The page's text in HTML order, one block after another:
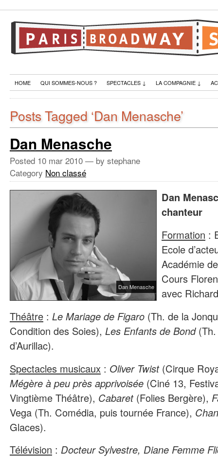
HOME QUI SOMMES-NOUS ? SPECTACLES ↓ LA COMPAGNIE ↓
Posts Tagged ‘Dan Menasche’
Dan Menasche
Posted 10 mar 2010 — by stephane
Category Non classé
Dan Menasche
Dan
chanteur
Formation :
Ecole
Académie
Cours
avec
Théâtre : Le Mariage de Figaro (Th. de la
Condition des Soies), Les Enfants de Bond(Th.
d’Aurillac).
Spectacles musicaux : Oliver Twist(Cirque
Mégère à peu près apprivoisée (Ciné 13,
Vingtième Théâtre), Cabaret(Folies Bergère),
Vega (Th. Comédia, puis tournée France),
Glaces).
Télévision : Docteur Sylvestre, Diane Femme